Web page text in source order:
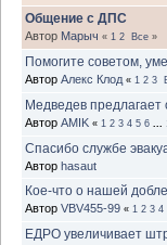
Общение с ДПС
Автор Марыч « 1 2 Все »
Помогите советом,
Автор Алекс Клод « 1 2 3
Медведев предлагает
Автор AMIK « 1 2 3 4 5 6
Спасибо службе
Автор hasaut
Кое-что о нашей
Автор VBV455-99 « 1 2 3 4
ЕДРО увеличивает